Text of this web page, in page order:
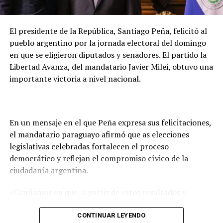
directamente vinculado al negocio mismo de la red
de franquicias
Según el delegadoLuis Gustavo Timossi , responsable
del caso, Gomes habría reaccionado al temor de perder
el control de la red, sumado a divergencias por la
apertura de unaclínica odontológica competidora
Las pruebas
Durante cuatro años de trabajo investigativo, la Policía
Civil utilizó análisis de datos telemáticos, quiebres de
sigilo bancario, declaraciones de múltiples testigos y la
Se detectarontransferencias bancarias desde
cuentas controladas por Gomeshacia operadores
El presidente de la República, Santiago Peña, felicitó al
pueblo argentino por la jornada electoral del domingo
en que se eligieron diputados y senadores. El partido la
Libertad Avanza, del mandatario Javier Milei, obtuvo una
importante victoria a nivel nacional.
En un mensaje en el que Peña expresa sus felicitaciones,
el mandatario paraguayo afirmó que as elecciones
legislativas celebradas fortalecen el proceso
democrático y reflejan el compromiso cívico de la
ciudadanía argentina.
hermana Nación sabrá encontrar los consensos
CONTINUAR LEYENDO